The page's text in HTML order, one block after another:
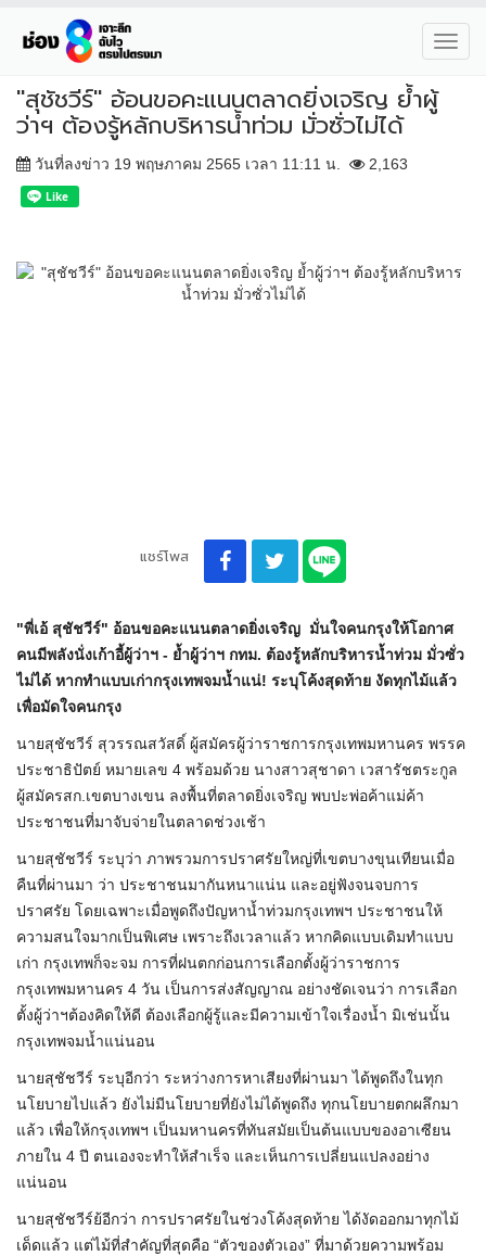
"สุชัชวีร์" อ้อนขอคะแนนตลาดยิ่งเจริญ ย้ำผู้
ว่าฯ ต้องรู้หลักบริหารน้ำท่วม มั่วซั่วไม่ได้
วันที่ลงข่าว 19 พฤษภาคม 2565 เวลา 11:11 น. 2,163
แชร์โพส
"พี่เอ้ สุชัชวีร์" อ้อนขอคะแนนตลาดยิ่งเจริญ มั่นใจคนกรุงให้โอกาศ
คนมีพลังนั่งเก้าอี้ผู้ว่าฯ - ย้ำผู้ว่าฯ กทม. ต้องรู้หลักบริหารน้ำท่วม มั่วซั่ว
ไม่ได้ หากทำแบบเก่ากรุงเทพจมน้ำแน่! ระบุโค้งสุดท้าย งัดทุกไม้แล้ว
เพื่อมัดใจคนกรุง
นายสุชัชวีร์ สุวรรณสวัสดิ์ ผู้สมัครผู้ว่าราชการกรุงเทพมหานคร พรรค
ประชาธิปัตย์ หมายเลข 4 พร้อมด้วย นางสาวสุชาดา เวสารัชตระกูล
ผู้สมัครสก.เขตบางเขน ลงพื้นที่ตลาดยิ่งเจริญ พบปะพ่อค้าแม่ค้า
ประชาชนที่มาจับจ่ายในตลาดช่วงเช้า
นายสุชัชวีร์ ระบุว่า ภาพรวมการปราศรัยใหญ่ที่เขตบางขุนเทียนเมื่อ
คืนที่ผ่านมา ว่า ประชาชนมากันหนาแน่น และอยู่ฟังจนจบการ
ปราศรัย โดยเฉพาะเมื่อพูดถึงปัญหาน้ำท่วมกรุงเทพฯ ประชาชนให้
ความสนใจมากเป็นพิเศษ เพราะถึงเวลาแล้ว หากคิดแบบเดิมทำแบบ
เก่า กรุงเทพก็จะจม การที่ฝนตกก่อนการเลือกตั้งผู้ว่าราชการ
กรุงเทพมหานคร 4 วัน เป็นการส่งสัญญาณ อย่างชัดเจนว่า การเลือก
ตั้งผู้ว่าฯต้องคิดให้ดี ต้องเลือกผู้รู้และมีความเข้าใจเรื่องน้ำ มิเช่นนั้น
กรุงเทพจมน้ำแน่นอน
นายสุชัชวีร์ ระบุอีกว่า ระหว่างการหาเสียงที่ผ่านมา ได้พูดถึงในทุก
นโยบายไปแล้ว ยังไม่มีนโยบายที่ยังไม่ได้พูดถึง ทุกนโยบายตกผลึกมา
แล้ว เพื่อให้กรุงเทพฯ เป็นมหานครที่ทันสมัยเป็นต้นแบบของอาเซียน
ภายใน 4 ปี ตนเองจะทำให้สำเร็จ และเห็นการเปลี่ยนแปลงอย่าง
แน่นอน
นายสุชัชวีร์ย้อีกว่า การปราศรัยในช่วงโค้งสุดท้าย ได้งัดออกมาทุกไม้
เด็ดแล้ว แต่ไม้ที่สำคัญที่สุดคือ “ตัวของตัวเอง” ที่มาด้วยความพร้อม